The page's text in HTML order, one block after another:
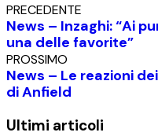
PRECEDENTE
News – Inzaghi: “Ai
una delle favorite”
PROSSIMO
News – Le reazioni
di Anfield
Ultimi articoli